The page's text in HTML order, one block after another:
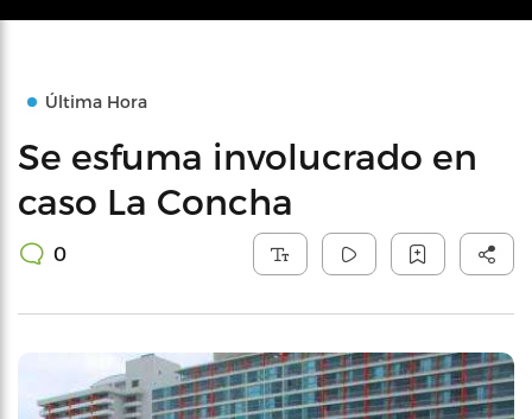
Última Hora
Se esfuma involucrado en
caso La Concha
0